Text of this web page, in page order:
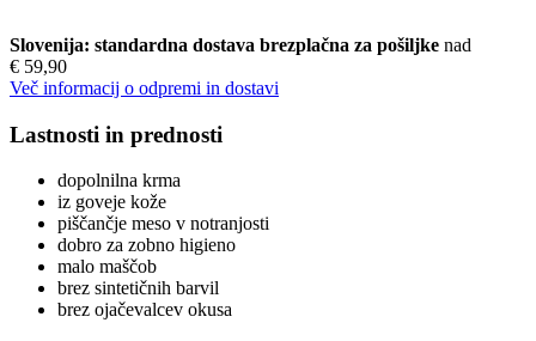
Slovenija: standardna dostava brezplačna za pošiljke nad
€ 59,90
Več informacij o odpremi in dostavi
Lastnosti in prednosti
dopolnilna krma
iz goveje kože
piščančje meso v notranjosti
dobro za zobno higieno
malo maščob
brez sintetičnih barvil
brez ojačevalcev okusa